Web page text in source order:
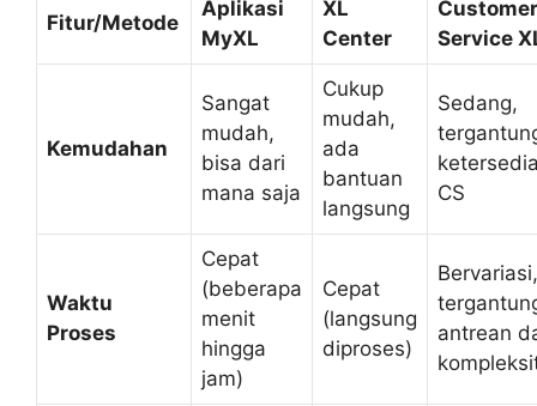
Fitur/Metode
Aplikasi
MyXL
XL
Center
Customer
Service
Kemudahan
Sangat
mudah,
bisa dari
mana saja
Cukup
mudah,
ada
bantuan
langsung
Sedang,
CS
Waktu
Proses
Cepat
(beberapa
menit
hingga
jam)
Cepat
(langsung
diproses)
Bervariasi,
antrean